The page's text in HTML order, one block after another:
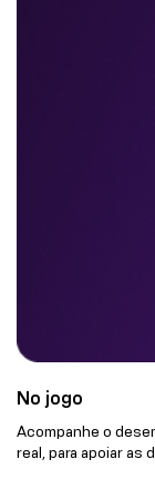
No jogo
Acompanhe o
real, para apoiar as